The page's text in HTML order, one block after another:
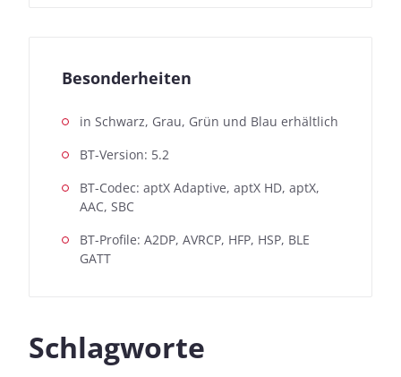
Besonderheiten
in Schwarz, Grau, Grün und Blau erhältlich
BT-Version: 5.2
BT-Codec: aptX Adaptive, aptX HD, aptX,
AAC, SBC
BT-Profile: A2DP, AVRCP, HFP, HSP, BLE
GATT
Schlagworte